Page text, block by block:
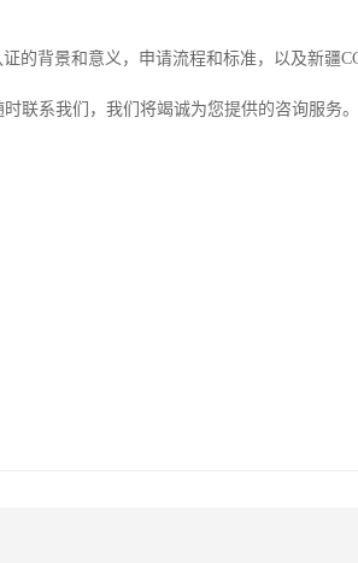
的背景和意义，申请流程和标准，以及新疆
联系我们，我们将竭诚为您提供的咨询服务。